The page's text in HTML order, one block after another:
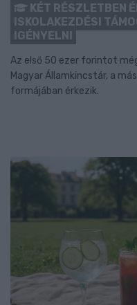
KÉT RÉSZLETBEN
ISKOLAKEZDÉSI
IGÉNYELNI
Az első 50 ezer forintot
Magyar Államkincstár, a
formájában érkezik.